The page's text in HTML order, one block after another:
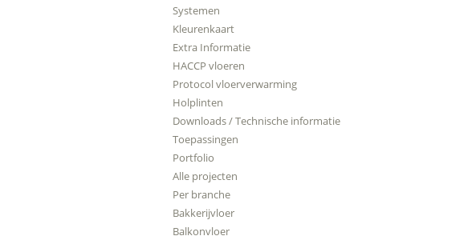
Systemen
Kleurenkaart
Extra Informatie
HACCP vloeren
Protocol vloerverwarming
Holplinten
Downloads / Technische informatie
Toepassingen
Portfolio
Alle projecten
Per branche
Bakkerijvloer
Balkonvloer